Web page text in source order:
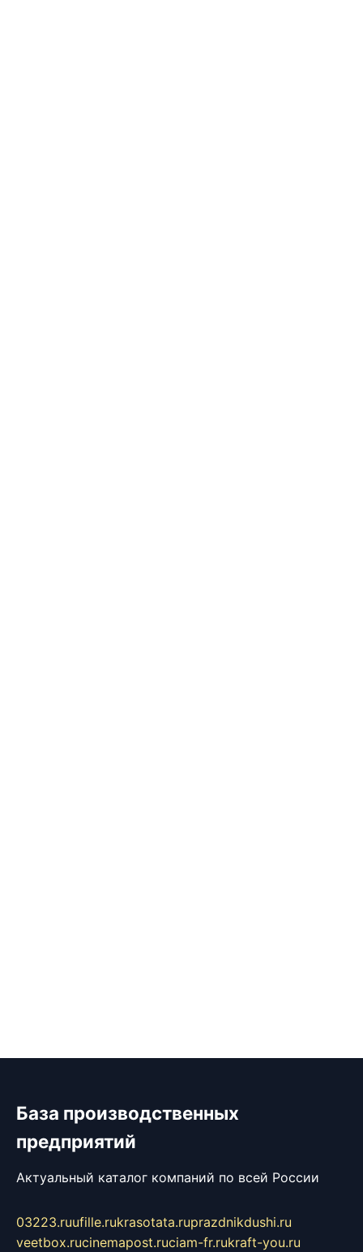
База производственных
предприятий
Актуальный каталог компаний по всей России
03223.ruufille.rukrasotata.ruprazdnikdushi.ru
veetbox.rucinemapost.ruciam-fr.rukraft-you.ru